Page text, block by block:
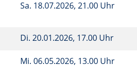
Sa. 18.07.2026, 21.00 Uhr
Di. 20.01.2026, 17.00 Uhr
Mi. 06.05.2026, 13.00 Uhr